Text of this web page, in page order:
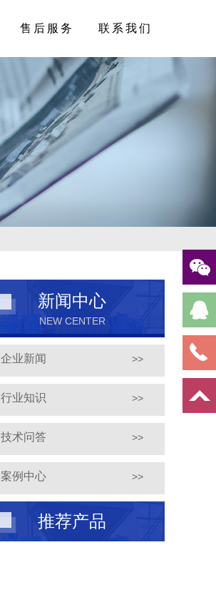
售后服务 联系我们
新闻中心
NEW CENTER
企业新闻 >>
行业知识 >>
技术问答 >>
案例中心 >>
推荐产品